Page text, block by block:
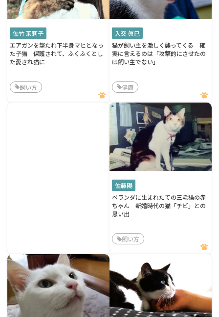
佐竹 茉莉子
エアガンを撃たれ下半身マヒとなっ
た子猫 保護されて、ふくふくとし
た愛され猫に
飼い方
入交 眞巳
猫が飼い主を激しく襲ってくる 確
実に言えるのは「攻撃的にさせたの
は飼い主でない」
健康
佐藤陽
ベランダに生まれたての三毛猫の赤
ちゃん 新婚時代の猫「チビ」との
思い出
飼い方